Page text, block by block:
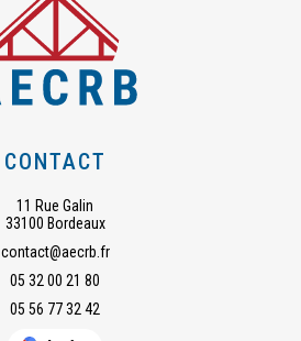
CONTACT
11 Rue Galin
33100 Bordeaux
contact@aecrb.fr
05 32 00 21 80
05 56 77 32 42